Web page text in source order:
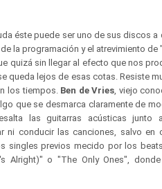
éste puede ser uno de sus discos a
la programación y el atrevimiento de
quizá sin llegar al efecto que nos
queda lejos de esas cotas. Resiste
los tiempos.Ben de Vries, viejo
que se desmarca claramente de
las guitarras acústicas junto
conducir las canciones, salvo en
singles previos mecido por los
Alright)" o "The Only Ones",